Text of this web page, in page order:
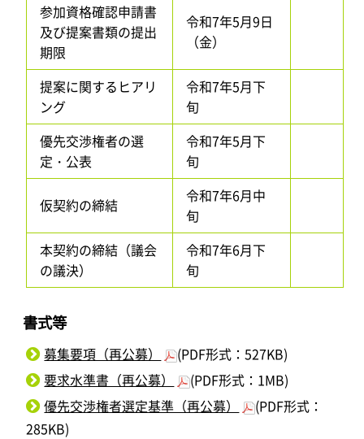
参加資格確認申請書
及び提案書類の提出
期限
令和7年5月9日
（金）
提案に関するヒアリ
ング
令和7年5月下
旬
優先交渉権者の選
定・公表
令和7年5月下
旬
仮契約の締結
令和7年6月中
旬
本契約の締結（議会
の議決）
令和7年6月下
旬
書式等
募集要項（再公募）
(PDF形式：527KB)
要求水準書（再公募）
(PDF形式：1MB)
優先交渉権者選定基準（再公募）
(PDF形式：
285KB)